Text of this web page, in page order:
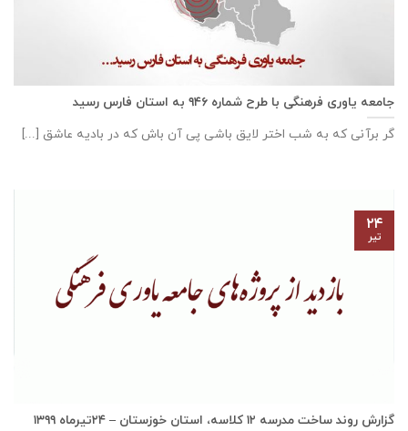
جامعه یاوری فرهنگی با طرح شماره ۹۴۶ به استان فارس رسید
گر برآنی که به شب اختر لایق باشی پی آن باش که در بادیه عاشق [...]
گزارش روند ساخت مدرسه ١٢ كلاسه، استان خوزستان – ۲۴تیرماه ۱۳۹۹
۲۴
تیر